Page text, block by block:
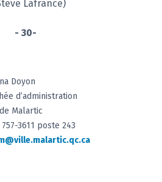
Lafrance)
- 30-
Doyon
d’administration
Malartic
3611 poste 243